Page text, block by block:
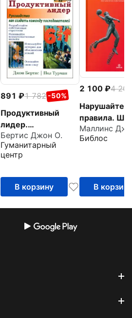
891 1 782 -50%
Продуктивный
лидер.
Осознанность,
ответственность,
приверженность и
Руководство
Бертис Джон О.
Гуманитарный
центр
В корзину
2 100
4 200
Нарушайте
правила.
х
помогающих
изменить
Маллинс
Библос
В корзину